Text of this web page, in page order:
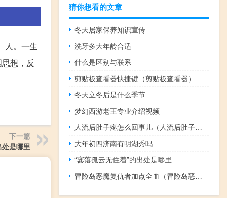
人。一生
想，反
下一篇
处是哪里
猜你想看的文章
冬天居家保养知识宣传
洗牙多大年龄合适
什么是区别与联系
剪贴板查看器快捷键（剪贴板查看器）
冬天立冬后是什么季节
梦幻西游老王专业介绍视频
人流后肚子疼怎么回事儿（人流后肚子疼怎么回事）
大年初四济南有明湖秀吗
“寥落孤云无住着”的出处是哪里
冒险岛恶魔复仇者加点全血（冒险岛恶魔复仇者加点）